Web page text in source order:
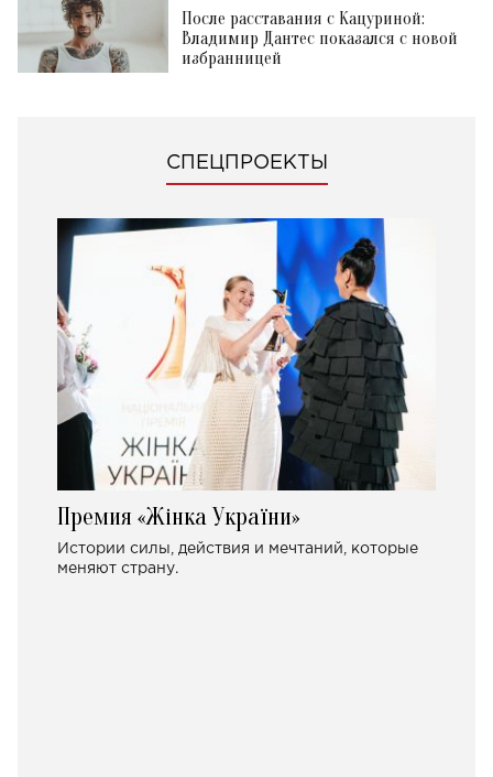
После расставания с Кацуриной:
Владимир Дантес показался с новой
избранницей
СПЕЦПРОЕКТЫ
Премия «Жінка України»
Истории силы, действия и мечтаний, которые
меняют страну.